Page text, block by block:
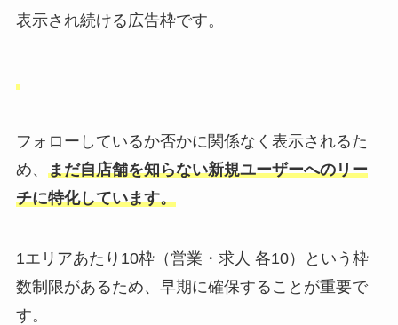
表示され続ける広告枠です。
フォローしているか否かに関係なく表示されるた
め、 まだ自店舗を知らない新規ユーザーへのリー
チに特化しています。
1エリアあたり10枠（営業・求人 各10）という枠
数制限があるため、早期に確保することが重要で
す。